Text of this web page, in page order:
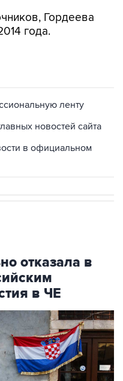
Гордеева
года.
ленту
новостей сайта
в официальном
отказала в
в ЧЕ